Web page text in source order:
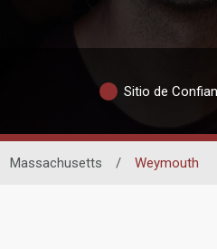
Sitio de
Massachusetts / Weymouth